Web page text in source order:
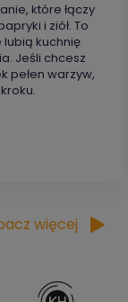
które łączy
i ziół. To
lubią kuchnię
Jeśli chcesz
pełen warzyw,
więcej